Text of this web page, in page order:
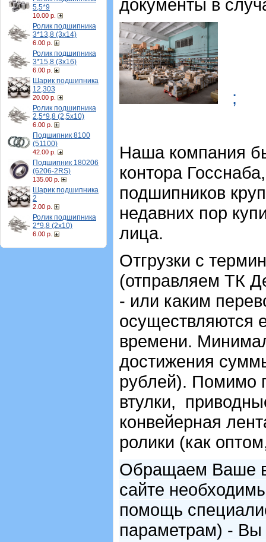
5,5*9
10.00 р.
Ролик подшипника
3*13,8 (3х14)
6.00 р.
Ролик подшипника
3*15,8 (3х16)
6.00 р.
Шарик подшипника
12,303
20.00 р.
Ролик подшипника
2,5*9,8 (2,5х10)
6.00 р.
Подшипник 8100
(51100)
42.00 р.
Подшипник 180206
(6206-2RS)
135.00 р.
Шарик подшипника
2
2.00 р.
Ролик подшипника
2*9,8 (2х10)
6.00 р.
документы в
;
Наша компания
контора
подшипников
недавних пор
лица.
Отгрузки с
(отправляем ТК
- или каким
осуществляются
времени.
достижения
рублей). Помимо
втулки,
конвейерная
ролики (как
Обращаем Ваше
сайте
помощь
параметрам) - Вы